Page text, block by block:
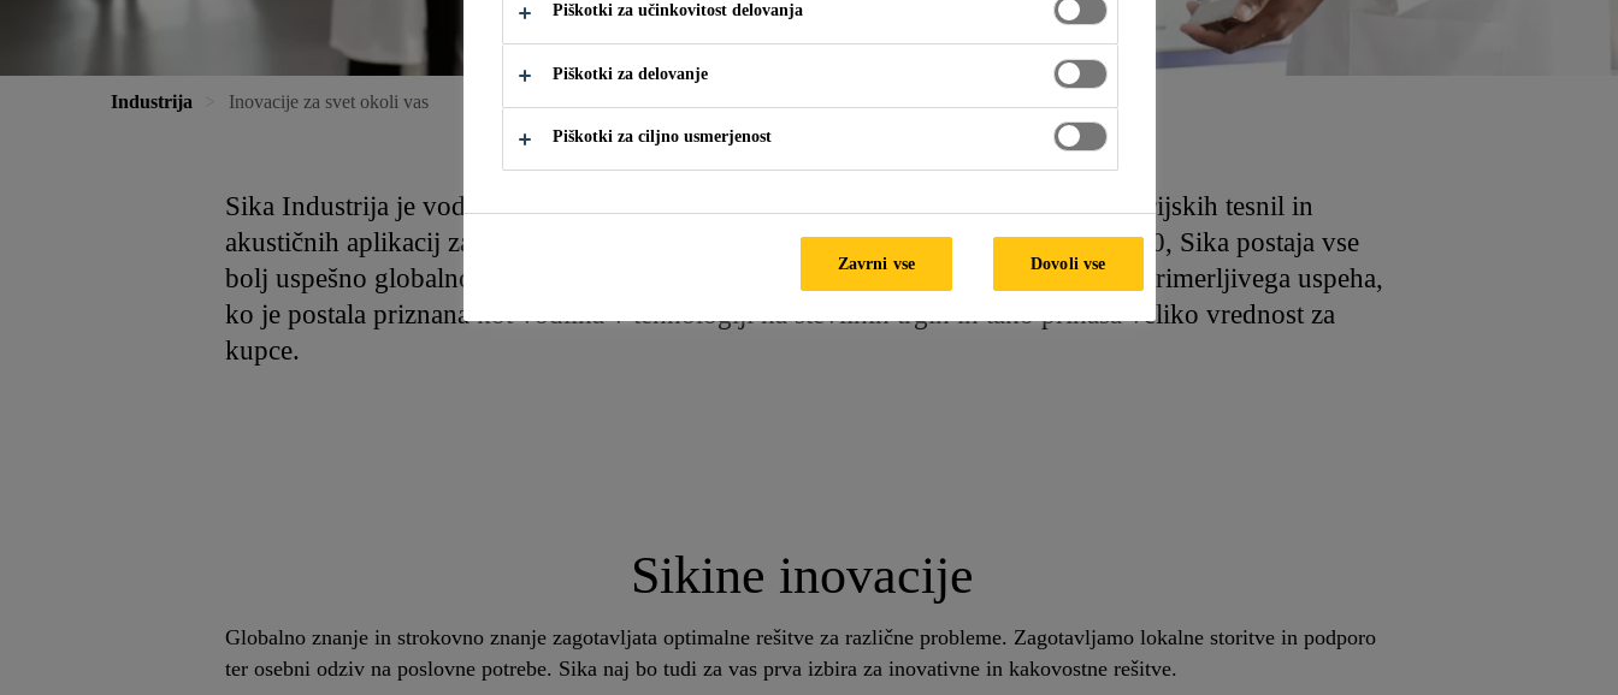
Industrija Inovacije za svet okoli vas
Sika Industrija je vodilna pri tehnologijah na področju elastičnega lepljenja, industrijskih tesnil in
akustičnih aplikacij za proizvodnjo, montažo in popravila. Od ustanovitve leta 1910, Sika postaja vse
bolj uspešno globalno podjetje. Sikina dolga zgodovina inovacij je privedla do neprimerljivega uspeha,
ko je postala priznana kot vodilna v tehnologiji na številnih trgih in tako prinaša veliko vrednost za
kupce.
Sikine inovacije
Globalno znanje in strokovno znanje zagotavljata optimalne rešitve za različne probleme. Zagotavljamo lokalne storitve in podporo
ter osebni odziv na poslovne potrebe. Sika naj bo tudi za vas prva izbira za inovativne in kakovostne rešitve.
Piškotki za učinkovitost delovanja
Piškotki za delovanje
Piškotki za ciljno usmerjenost
Zavrni vse Dovoli vse